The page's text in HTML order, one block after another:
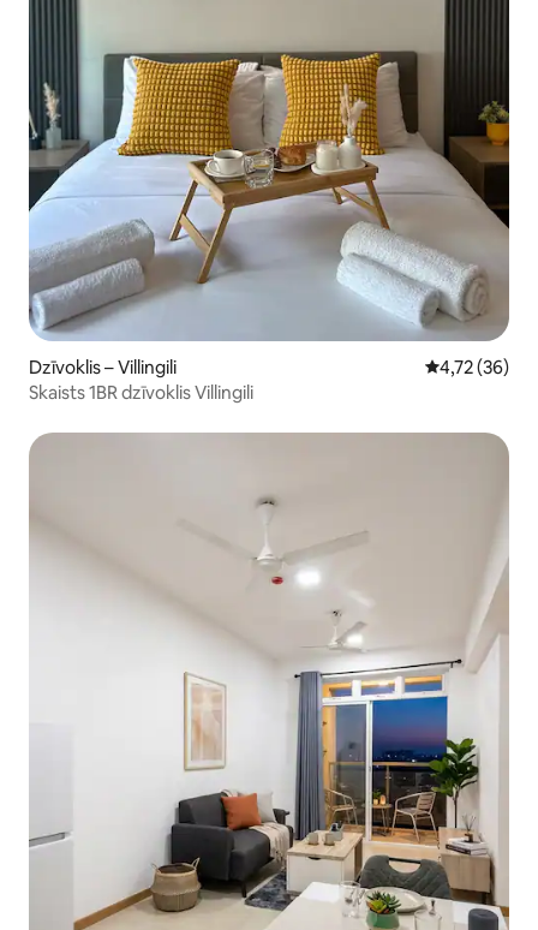
Dzīvoklis – Villingili Vidējais
4,72 (36)
Skaists 1BR dzīvoklis Villingili